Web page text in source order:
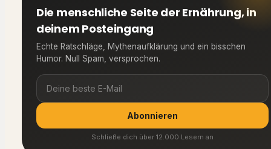
Die menschliche Seite der Ernährung, in
deinem Posteingang
Echte Ratschläge, Mythenaufklärung und ein bisschen
Humor. Null Spam, versprochen.
Abonnieren
Schließe dich über 12.000 Lesern an